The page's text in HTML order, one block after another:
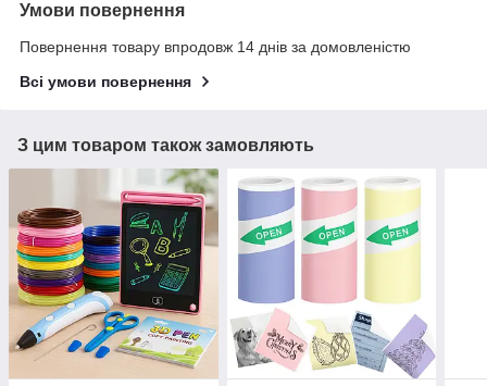
Умови повернення
Повернення товару впродовж 14 днів за домовленістю
Всі умови повернення
З цим товаром також замовляють